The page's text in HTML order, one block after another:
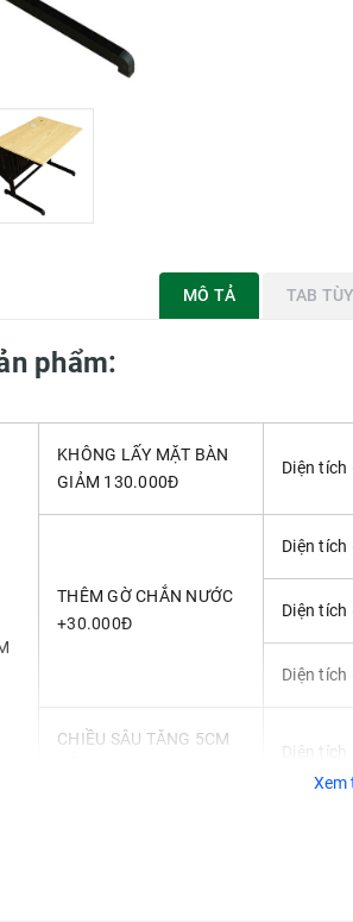
MÔ TẢ TAB
phẩm:
KHÔNG LẤY MẶT BÀN
GIẢM 130.000Đ
Diện tích
THÊM GỜ CHẮN NƯỚC
+30.000Đ
Diện tích
Diện tích
Diện tích
CHIỀU SÂU TĂNG 5CM
Diện tích
Xem